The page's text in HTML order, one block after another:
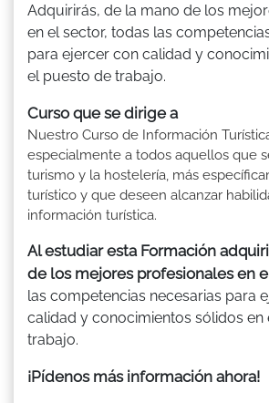
Adquirirás, de la mano de los
en el sector, todas las
para ejercer con calidad y
el puesto de trabajo.
Curso que se dirige a
Nuestro Curso de Información
especialmente a todos aquellos que
turismo y la hostelería, más
turístico y que deseen alcanzar
información turística.
Al estudiar esta Formación
de los mejores profesionales en
las competencias necesarias para
calidad y conocimientos sólidos en
trabajo.
¡Pídenos más información ahora!